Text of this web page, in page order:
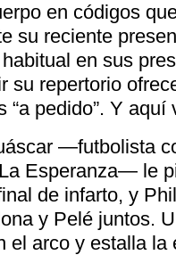
en códigos
su reciente
en sus
su repertorio
“a pedido”. Y
—futbolista
Esperanza— le
de infarto, y
y Pelé juntos.
el arco y estalla la